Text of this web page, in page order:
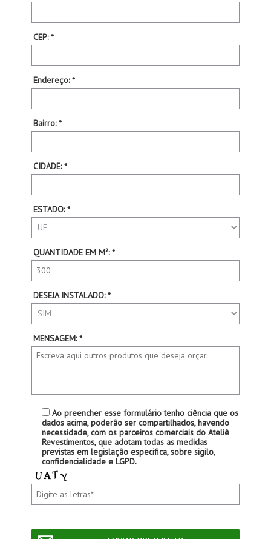
CEP: *
Endereço: *
Bairro: *
CIDADE: *
ESTADO: *
QUANTIDADE EM M²: *
DESEJA INSTALADO: *
MENSAGEM: *
Ao preencher esse formulário tenho ciência que os
dados acima, poderão ser compartilhados, havendo
necessidade, com os parceiros comerciais do Ateliê
Revestimentos, que adotam todas as medidas
previstas em legislação especifica, sobre sigilo,
confidencialidade e LGPD.